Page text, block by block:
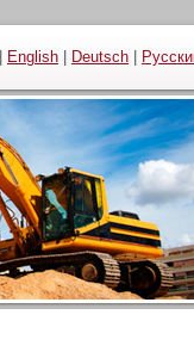
English Deutsch